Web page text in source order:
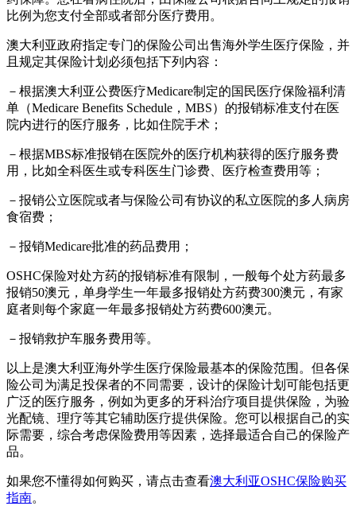
比例为您支付全部或者部分医疗费用。
澳大利亚政府指定专门的保险公司出售海外学生医疗保险，并
且规定其保险计划必须包括下列内容：
－根据澳大利亚公费医疗Medicare制定的国民医疗保险福利清
单（Medicare Benefits Schedule，MBS）的报销标准支付在医
院内进行的医疗服务，比如住院手术；
－根据MBS标准报销在医院外的医疗机构获得的医疗服务费
用，比如全科医生或专科医生门诊费、医疗检查费用等；
－报销公立医院或者与保险公司有协议的私立医院的多人病房
食宿费；
－报销Medicare批准的药品费用；
OSHC保险对处方药的报销标准有限制，一般每个处方药最多
报销50澳元，单身学生一年最多报销处方药费300澳元，有家
庭者则每个家庭一年最多报销处方药费600澳元。
－报销救护车服务费用等。
以上是澳大利亚海外学生医疗保险最基本的保险范围。但各保
险公司为满足投保者的不同需要，设计的保险计划可能包括更
广泛的医疗服务，例如为更多的牙科治疗项目提供保险，为验
光配镜、理疗等其它辅助医疗提供保险。您可以根据自己的实
际需要，综合考虑保险费用等因素，选择最适合自己的保险产
品。
如果您不懂得如何购买，请点击查看澳大利亚OSHC保险购买
指南。